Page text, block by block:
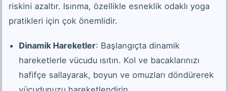
riskini azaltır. Isınma, özellikle esneklik odaklı yoga
pratikleri için çok önemlidir.
Dinamik Hareketler: Başlangıçta dinamik
hareketlerle vücudu ısıtın. Kol ve bacaklarınızı
hafifçe sallayarak, boyun ve omuzları döndürerek